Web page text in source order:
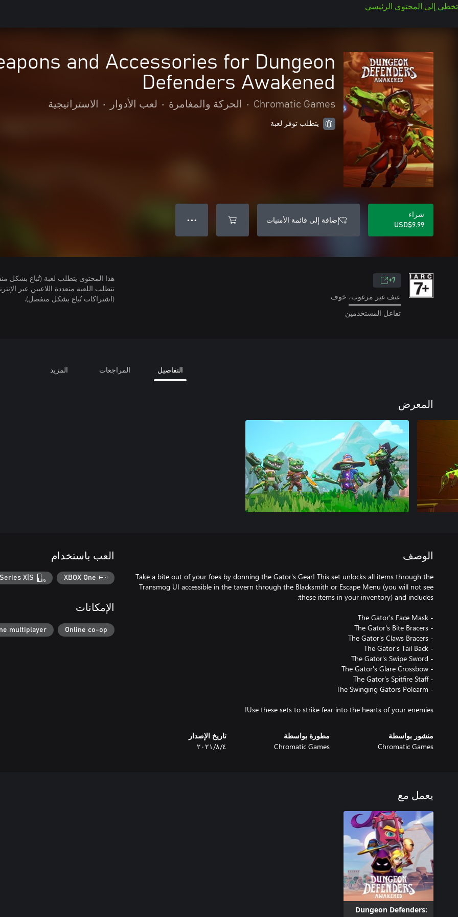
تخطي إلى المحتوى الرئيسي
and Accessories for Dungeon
Defenders Awakened
Chromatic Games
• الحركة والمغامرة • لعب الأدوار • الاستراتيجية
يتطلب توفر لعبة
شراء
USD$9.99
إضافة إلى قائمة الأمنيات ● ● ●
7+
عنف غير مرغوب، خوف
تفاعل المستخدمين
هذا المحتوى يتطلب لعبة (تُباع بشكل
(اشتراكات تُباع بشكل منفصل).
التفاصيل المراجعات المزيد
المعرض
الوصف
Take a bite out of your foes by donning the Gator's Gear! This set unlocks all items through the
Transmog UI accessible in the tavern through the Blacksmith or Escape Menu (you will not see
Use these sets to strike fear into the hearts of your enemies!
منشور بواسطة
Chromatic Games
مطورة بواسطة
Chromatic Games
تاريخ الإصدار
٤‏/٨‏/٢٠٢١
العب باستخدام
XBOX One
X|S
الإمكانات
Online co-op
multiplayer
يعمل مع
Dungeon Defenders: